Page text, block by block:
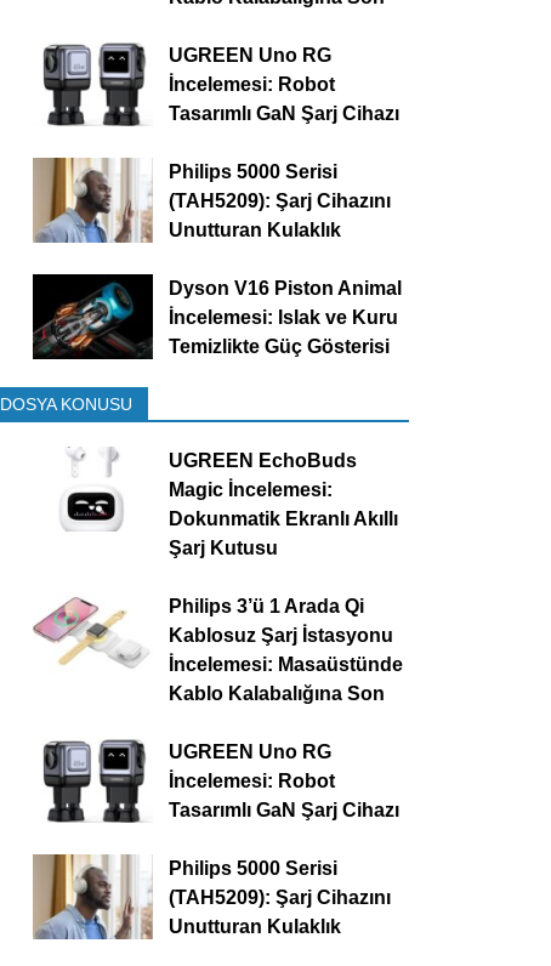
UGREEN Uno RG
İncelemesi: Robot
Tasarımlı GaN Şarj Cihazı
Philips 5000 Serisi
(TAH5209): Şarj Cihazını
Unutturan Kulaklık
Dyson V16 Piston Animal
İncelemesi: Islak ve Kuru
Temizlikte Güç Gösterisi
DOSYA KONUSU
UGREEN EchoBuds
Magic İncelemesi:
Dokunmatik Ekranlı Akıllı
Şarj Kutusu
Philips 3’ü 1 Arada Qi
Kablosuz Şarj İstasyonu
İncelemesi: Masaüstünde
Kablo Kalabalığına Son
UGREEN Uno RG
İncelemesi: Robot
Tasarımlı GaN Şarj Cihazı
Philips 5000 Serisi
(TAH5209): Şarj Cihazını
Unutturan Kulaklık